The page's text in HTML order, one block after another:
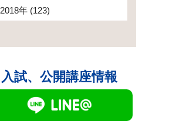
2018年 (123)
入試、公開講座情報